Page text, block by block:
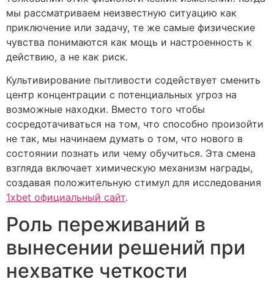
мы рассматриваем неизвестную ситуацию как
приключение или задачу, те же самые физические
чувства понимаются как мощь и настроенность к
действию, а не как риск.
Культивирование пытливости содействует сменить
центр концентрации с потенциальных угроз на
возможные находки. Вместо того чтобы
сосредотачиваться на том, что способно произойти
не так, мы начинаем думать о том, что нового в
состоянии познать или чему обучиться. Эта смена
взгляда включает химическую механизм награды,
создавая положительную стимул для исследования
1xbet официальный сайт.
Роль переживаний в
вынесении решений при
нехватке четкости